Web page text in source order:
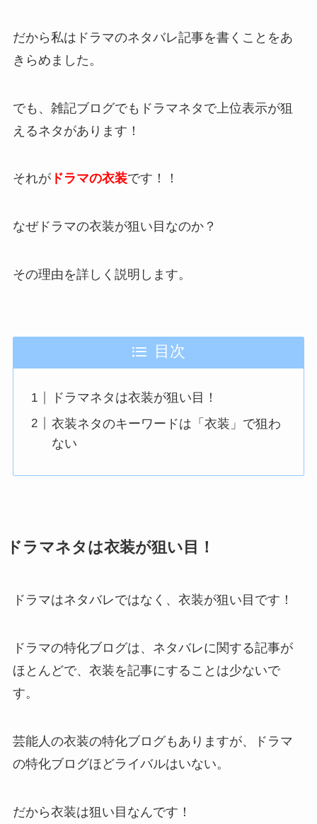
だから私はドラマのネタバレ記事を書くことをあ
きらめました。
でも、雑記ブログでもドラマネタで上位表示が狙
えるネタがあります！
それがドラマの衣装です！！
なぜドラマの衣装が狙い目なのか？
その理由を詳しく説明します。
目次
ドラマネタは衣装が狙い目！
衣装ネタのキーワードは「衣装」で狙わ
ない
ドラマネタは衣装が狙い目！
ドラマはネタバレではなく、衣装が狙い目です！
ドラマの特化ブログは、ネタバレに関する記事が
ほとんどで、衣装を記事にすることは少ないで
す。
芸能人の衣装の特化ブログもありますが、ドラマ
の特化ブログほどライバルはいない。
だから衣装は狙い目なんです！